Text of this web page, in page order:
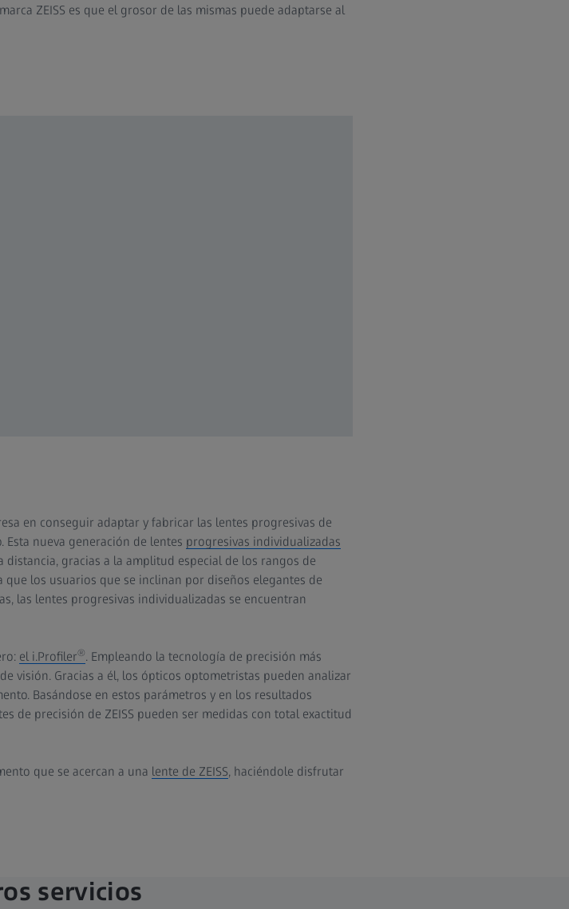
ZEISS es que el grosor de las mismas puede adaptarse al
en conseguir adaptar y fabricar las lentes progresivas de
nueva generación de lentes progresivas individualizadas
gracias a la amplitud especial de los rangos de
los usuarios que se inclinan por diseños elegantes de
las lentes progresivas individualizadas se encuentran
el i.Profiler®
. Empleando la tecnología de precisión más
visión. Gracias a él, los ópticos optometristas pueden analizar
Basándose en estos parámetros y en los resultados
de precisión de ZEISS pueden ser medidas con total exactitud
que se acercan a una lente de ZEISS , haciéndole disfrutar
servicios